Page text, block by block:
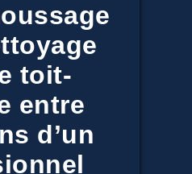
toit-
entre
d’un